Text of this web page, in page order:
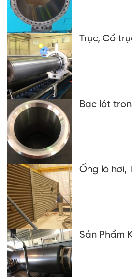
Trục, Cổ
Bạc lót
Ống lò hơi,
Sản Phẩm